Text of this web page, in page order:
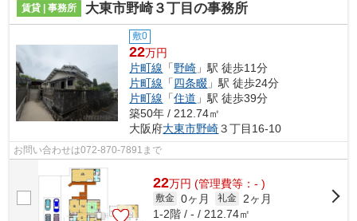
賃貸 | 事務所 大東市野崎３丁目の事務所
敷0
22万円
片町線 「野崎 」駅 徒歩11分
片町線 「四条畷 」駅 徒歩24分
片町線 「住道 」駅 徒歩39分
築50年 / 212.74㎡
大阪府大東市野崎３丁目16-10
お問い合わせは072-870-7891まで
22万円 (管理費等：- )
敷金 0ヶ月 礼金
2ヶ月
1-2階 / - / 212.74㎡